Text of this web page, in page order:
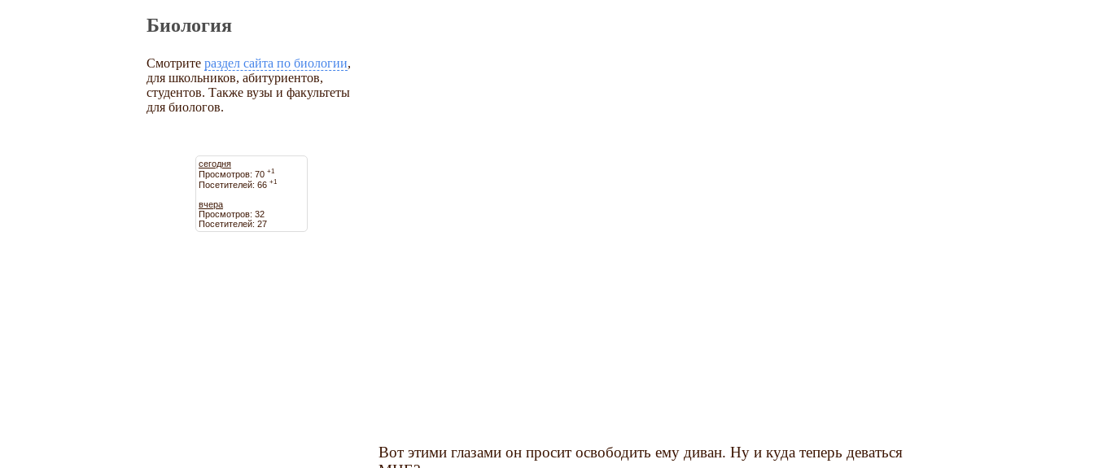
Биология
Смотрите раздел сайта по биологии,
для школьников, абитуриентов,
студентов. Также вузы и факультеты
для биологов.
сегодня
Просмотров: 70 +1
Посетителей: 66 +1
вчера
Просмотров: 32
Посетителей: 27
Вот этими глазами он просит освободить ему диван. Ну и куда теперь деваться